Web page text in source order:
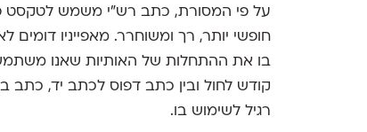
על פי המסורת, כתב רש”י משמש לטקסט
חופשי יותר, רך ומשוחרר. מאפייניו
בו את ההתחלות של האותיות שאנו
קודש לחול ובין כתב דפוס לכתב יד, כתב
רגיל לשימוש בו.